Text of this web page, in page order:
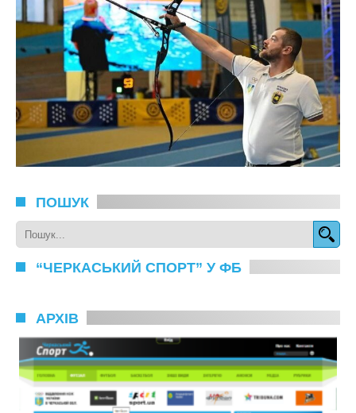
ПОШУК
“ЧЕРКАСЬКИЙ СПОРТ” У ФБ
АРХІВ